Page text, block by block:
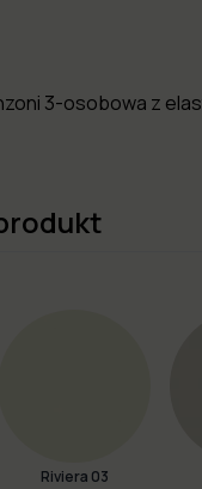
3-osobowa z
Riviera 03